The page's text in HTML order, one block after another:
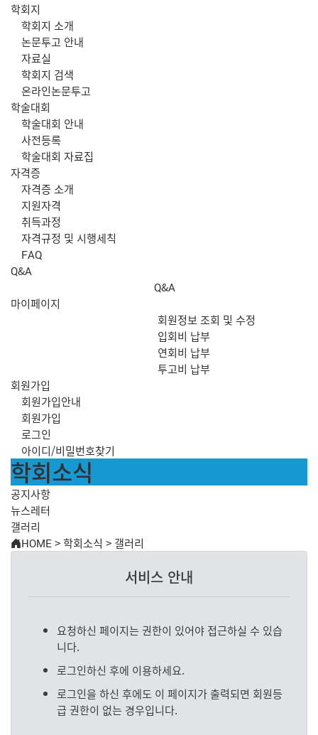
학회지
학회지 소개
논문투고 안내
자료실
학회지 검색
온라인논문투고
학술대회
학술대회 안내
사전등록
학술대회 자료집
자격증
자격증 소개
지원자격
취득과정
자격규정 및 시행세칙
FAQ
Q&A
Q&A
마이페이지
회원정보 조회 및 수정
입회비 납부
연회비 납부
투고비 납부
회원가입
회원가입안내
회원가입
로그인
아이디/비밀번호찾기
학회소식
공지사항
뉴스레터
갤러리
HOME>학회소식 > 갤러리
서비스 안내
요청하신 페이지는 권한이 있어야 접근하실 수 있습
니다.
로그인하신 후에 이용하세요.
로그인을 하신 후에도 이 페이지가 출력되면 회원등
급 권한이 없는 경우입니다.